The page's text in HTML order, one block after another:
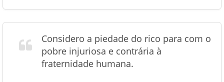
Considero a piedade do rico para com o
pobre injuriosa e contrária à
fraternidade humana.